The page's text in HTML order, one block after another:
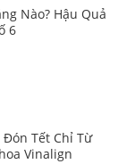
Nào? Hậu Quả
6
Đón Tết Chỉ Từ
Vinalign